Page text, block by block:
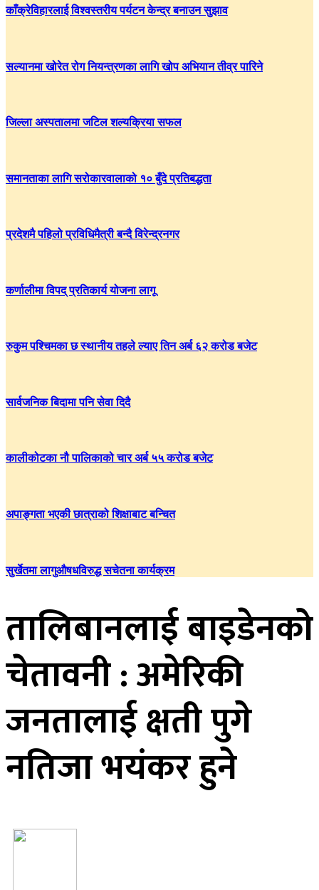
काँक्रेविहारलाई विश्वस्तरीय पर्यटन केन्द्र बनाउन सुझाव
सल्यानमा खोरेत रोग नियन्त्रणका लागि खोप अभियान तीव्र पारिने
जिल्ला अस्पतालमा जटिल शल्यक्रिया सफल
समानताका लागि सरोकारवालाको १० बुँदे प्रतिबद्धता
प्रदेशमै पहिलो प्रविधिमैत्री बन्दै विरेन्द्रनगर
कर्णालीमा विपद् प्रतिकार्य योजना लागू
रुकुम पश्चिमका छ स्थानीय तहले ल्याए तिन अर्ब ६२ करोड बजेट
सार्वजनिक बिदामा पनि सेवा दिदै
कालीकोटका नौ पालिकाको चार अर्ब ५५ करोड बजेट
अपाङ्गता भएकी छात्राको शिक्षाबाट बन्चित
सुर्खेतमा लागुऔषधविरुद्ध सचेतना कार्यक्रम
तालिबानलाई बाइडेनको
चेतावनी : अमेरिकी
जनतालाई क्षती पुगे
नतिजा भयंकर हुने